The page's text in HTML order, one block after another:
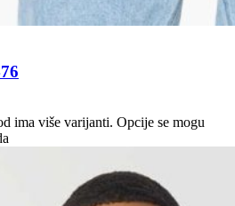
ima više varijanti. Opcije se mogu